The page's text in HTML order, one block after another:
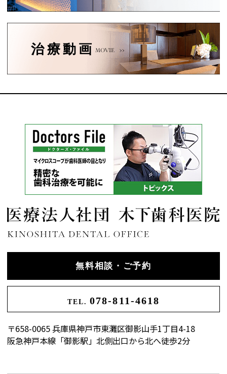
治療動画 MOVIE
TEL. 078-811-4618
無料相談・ご予約
〒658-0065 兵庫県神戸市東灘区御影山手1丁目4-18
阪急神戸本線「御影駅」北側出口から北へ徒歩2分